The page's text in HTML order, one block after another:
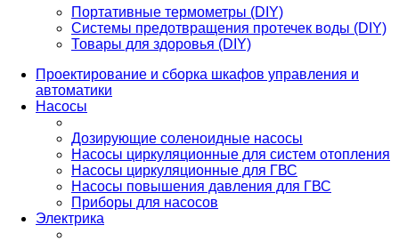
Портативные термометры (DIY)
Системы предотвращения протечек воды (DIY)
Товары для здоровья (DIY)
Проектирование и сборка шкафов управления и
автоматики
Насосы
Дозирующие соленоидные насосы
Насосы циркуляционные для систем отопления
Насосы циркуляционные для ГВС
Насосы повышения давления для ГВС
Приборы для насосов
Электрика